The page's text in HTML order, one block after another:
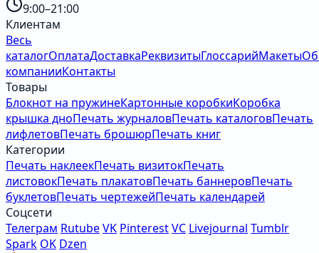
9:00–21:00
Клиентам
Весь
каталогОплатаДоставкаРеквизитыГлоссарийМакеты
компанииКонтакты
Товары
Блокнот на пружинеКартонные коробкиКоробка
крышка дноПечать журналовПечать каталоговПечать
лифлетовПечать брошюрПечать книг
Категории
Печать наклеекПечать визитокПечать
листовокПечать плакатовПечать баннеровПечать
буклетовПечать чертежейПечать календарей
Соцсети
Телеграм RutubeVK PinterestVC Livejournal Tumblr
Spark OK Dzen